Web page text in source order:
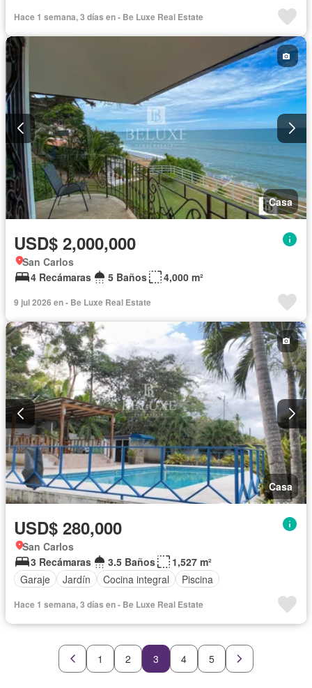
Hace 1 semana, 3 días en - Be Luxe Real Estate
Casa
USD$ 2,000,000
San Carlos
4 Recámaras
5 Baños 4,000 m²
9 jul 2026 en - Be Luxe Real Estate
Casa
USD$ 280,000
San Carlos
3 Recámaras
3.5 Baños
1,527 m²
Garaje
Jardín Cocina integral Piscina
Hace 1 semana, 3 días en - Be Luxe Real Estate
1 2 3 4 5